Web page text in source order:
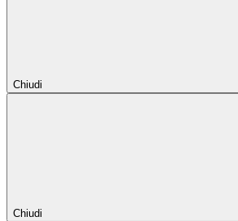
Chiudi
Chiudi